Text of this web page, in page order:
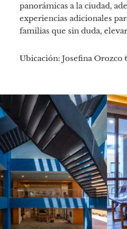
panorámicas a la ciudad,
experiencias adicionales
familias que sin duda,
Ubicación: Josefina Orozco